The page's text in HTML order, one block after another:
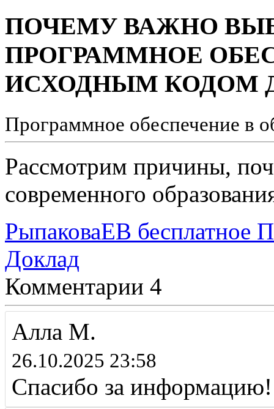
ПОЧЕМУ ВАЖНО
ПРОГРАММНОЕ
ИСХОДНЫМ КОДОМ
Программное обеспечение в
Рассмотрим причины,
современного
РыпаковаЕВ бесплатное
Доклад
Комментарии 4
Алла М.
26.10.2025 23:58
Спасибо за информацию!